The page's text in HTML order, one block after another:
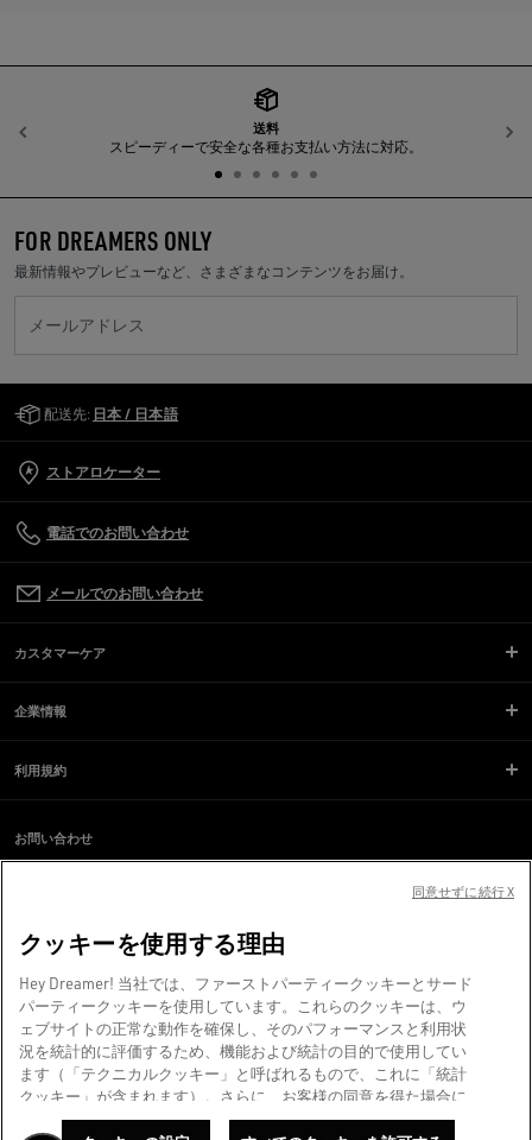
送料
スピーディーで安全な各種お支払い方法に対応。
前へ
FOR DREAMERS ONLY
最新情報やプレビューなど、さまざまなコンテンツをお届け。
メールアドレス
配送先: 日本 / 日本語
ストアロケーター
電話でのお問い合わせ
メールでのお問い合わせ
カスタマーケア
企業情報
利用規約
お問い合わせ
スクリーンリーダーのご利用に際し、問題が発生していますか？
ヴェネツィアより、❤ を込めて。
Golden Goose SpA（単独株主）©2026 - All Rights Reserved.詳細情報
クッキーを使用する理由
Hey Dreamer! 当社では、ファーストパーティークッキーとサード
パーティークッキーを使用しています。これらのクッキーは、ウ
ェブサイトの正常な動作を確保し、そのパフォーマンスと利用状
況を統計的に評価するため、機能および統計の目的で使用してい
ます（「テクニカルクッキー」と呼ばれるもので、これに「統計
クッキー」が含まれます）。さらに、お客様の同意を得た場合に
限り、マーケティングおよびプロファイリングの目的でもクッキ
同意せずに続行 X